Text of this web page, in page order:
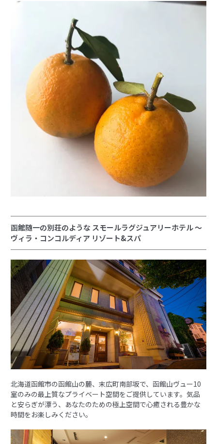
函館随一の別荘のような スモールラグジュアリーホテル ～
ヴィラ・コンコルディア リゾート&スパ
北海道函館市の函館山の麓、末広町南部坂で、函館山ヴュー10
室のみの最上質なプライベート空間をご提供しています。気品
と安らぎが漂う、あなたのための極上空間で心癒される豊かな
時間をお楽しみください。